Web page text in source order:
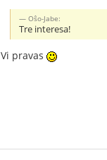
Oŝo-Jabe:
Tre interesa!
Vi pravas